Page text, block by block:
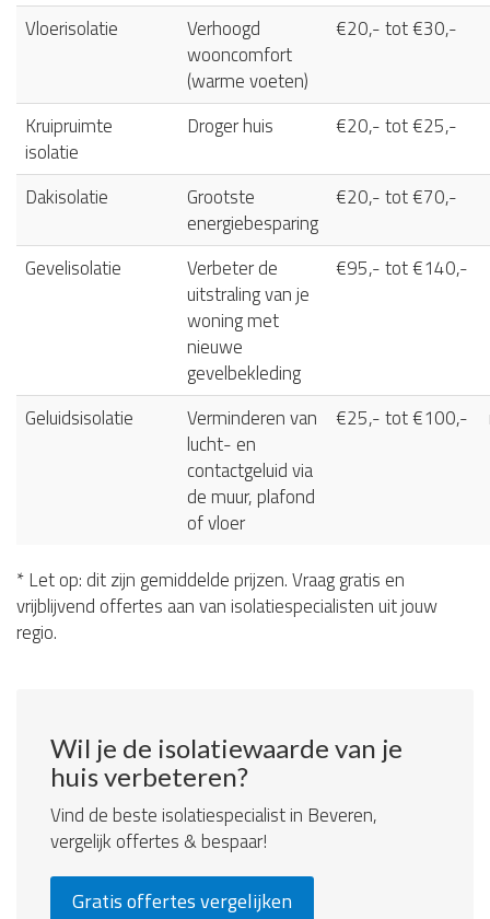
Vloerisolatie
Verhoogd
wooncomfort
(warme voeten)
€20,- tot €30,-
Kruipruimte
isolatie
Droger huis €20,- tot €25,-
Dakisolatie
Grootste
energiebesparing
€20,- tot €70,-
Gevelisolatie
Verbeter de
uitstraling van je
woning met
nieuwe
gevelbekleding
€95,- tot €140,-
Geluidsisolatie
Verminderen van
lucht- en
contactgeluid via
de muur, plafond
of vloer
€25,- tot €100,-
* Let op: dit zijn gemiddelde prijzen. Vraag gratis en
vrijblijvend offertes aan van isolatiespecialisten uit jouw
regio.
Wil je de isolatiewaarde van je
huis verbeteren?
Vind de beste isolatiespecialist in Beveren,
vergelijk offertes & bespaar!
Gratis offertes vergelijken